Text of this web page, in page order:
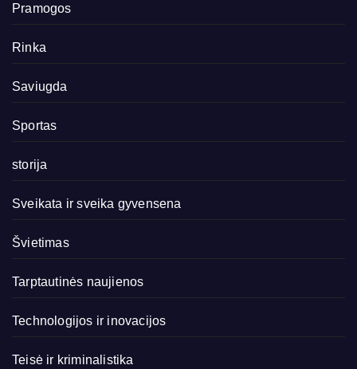
Pramogos
Rinka
Saviugda
Sportas
storija
Sveikata ir sveika gyvensena
Švietimas
Tarptautinės naujienos
Technologijos ir inovacijos
Teisė ir kriminalistika